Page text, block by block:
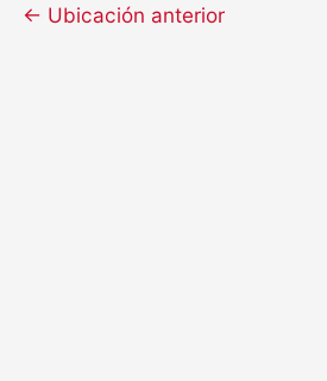
← Ubicación anterior